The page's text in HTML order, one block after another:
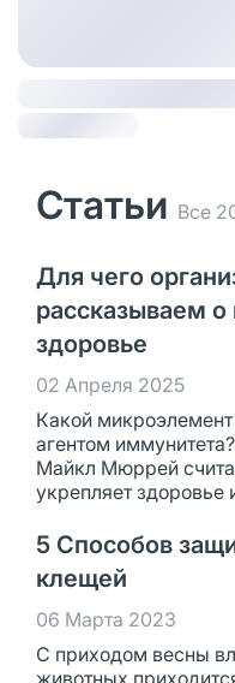
Статьи Все
Для чего
рассказываем о
здоровье
02 Апреля 2025
Какой
агентом
Майкл Мюррей
укрепляет здоровье
5 Способов
клещей
06 Марта 2023
С приходом весны